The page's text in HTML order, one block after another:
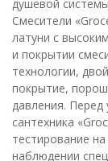
душевой
Смесители
латуни с
и покрытии
технологии,
покрытие,
давления. Перед
сантехника
тестирование
наблюдении